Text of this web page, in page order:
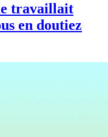
travaillait
en doutiez